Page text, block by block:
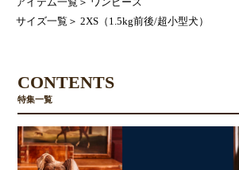
サイズ一覧 ＞ 2XS（1.5kg前後/超小型犬）
CONTENTS
特集一覧